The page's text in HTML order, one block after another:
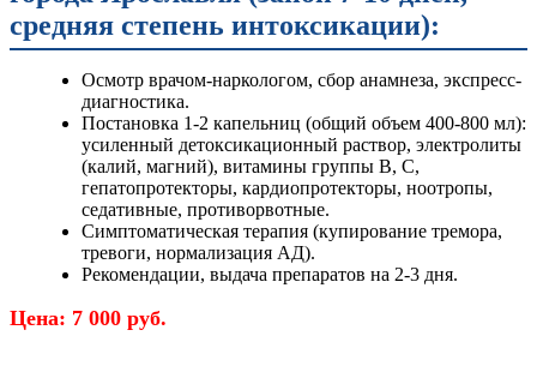
средняя степень интоксикации):
Осмотр врачом-наркологом, сбор анамнеза, экспресс-
диагностика.
Постановка 1-2 капельниц (общий объем 400-800 мл):
усиленный детоксикационный раствор, электролиты
(калий, магний), витамины группы B, C,
гепатопротекторы, кардиопротекторы, ноотропы,
седативные, противорвотные.
Симптоматическая терапия (купирование тремора,
тревоги, нормализация АД).
Рекомендации, выдача препаратов на 2-3 дня.
Цена: 7 000 руб.